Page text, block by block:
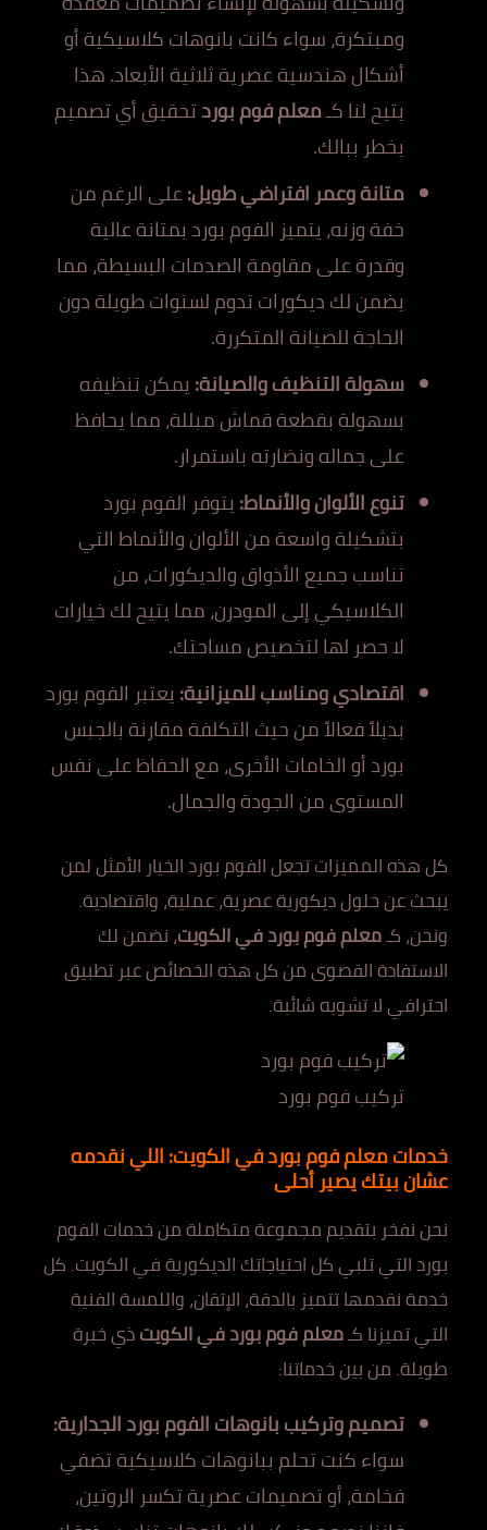
ومبتكرة، سواء كانت بانوهات كلاسيكية أو
أشكال هندسية عصرية ثلاثية الأبعاد. هذا
يتيح لنا كـمعلم فوم بوردتحقيق أي تصميم
يخطر ببالك.
متانة وعمر افتراضي طويل:على الرغم من
خفة وزنه، يتميز الفوم بورد بمتانة عالية
وقدرة على مقاومة الصدمات البسيطة، مما
يضمن لك ديكورات تدوم لسنوات طويلة دون
الحاجة للصيانة المتكررة.
سهولة التنظيف والصيانة:يمكن تنظيفه
بسهولة بقطعة قماش مبللة، مما يحافظ
على جماله ونضارته باستمرار.
تنوع الألوان والأنماط:يتوفر الفوم بورد
بتشكيلة واسعة من الألوان والأنماط التي
تناسب جميع الأذواق والديكورات، من
الكلاسيكي إلى المودرن، مما يتيح لك خيارات
لا حصر لها لتخصيص مساحتك.
اقتصادي ومناسب للميزانية:يعتبر الفوم بورد
بديلاً فعالاً من حيث التكلفة مقارنة بالجبس
بورد أو الخامات الأخرى، مع الحفاظ على نفس
المستوى من الجودة والجمال.
كل هذه المميزات تجعل الفوم بورد الخيار الأمثل لمن
يبحث عن حلول ديكورية عصرية، عملية، واقتصادية.
ونحن، كـمعلم فوم بورد في الكويت، نضمن لك
الاستفادة القصوى من كل هذه الخصائص عبر تطبيق
احترافي لا تشوبه شائبة.
تركيب فوم بورد
خدمات معلم فوم بورد في الكويت: اللي نقدمه
عشان بيتك يصير أحلى
نحن نفخر بتقديم مجموعة متكاملة من خدمات الفوم
بورد التي تلبي كل احتياجاتك الديكورية في الكويت. كل
خدمة نقدمها تتميز بالدقة، الإتقان، واللمسة الفنية
التي تميزنا كـمعلم فوم بورد في الكويتذي خبرة
طويلة. من بين خدماتنا:
تصميم وتركيب بانوهات الفوم بورد الجدارية:
سواء كنت تحلم ببانوهات كلاسيكية تضفي
فخامة، أو تصميمات عصرية تكسر الروتين،